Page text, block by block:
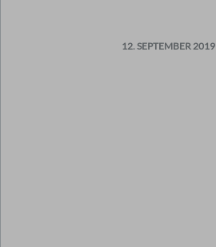
12. SEPTEMBER 2019